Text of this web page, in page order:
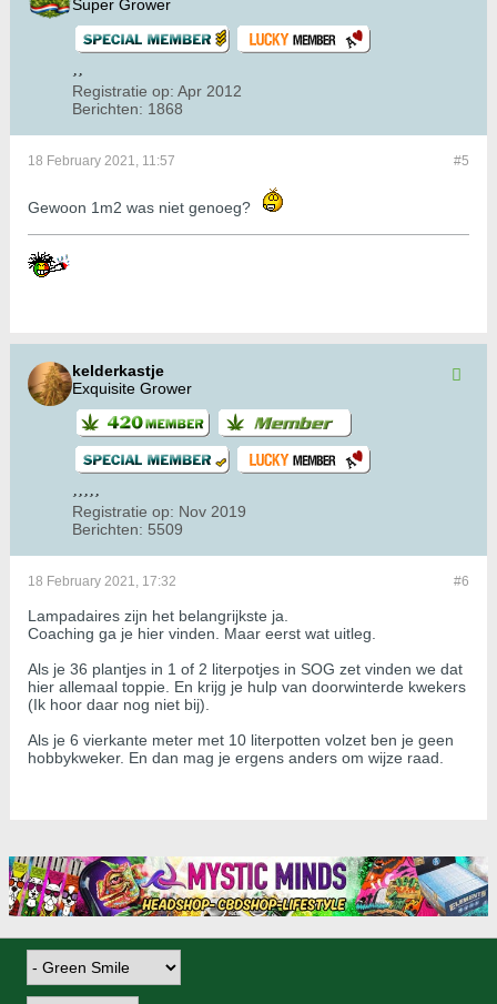
Super Grower
Registratie op: Apr 2012
Berichten: 1868
#5
18 February 2021, 11:57
Gewoon 1m2 was niet genoeg?
kelderkastje
Exquisite Grower
Registratie op: Nov 2019
Berichten: 5509
#6
18 February 2021, 17:32
Lampadaires zijn het belangrijkste ja.
Coaching ga je hier vinden. Maar eerst wat uitleg.
Als je 36 plantjes in 1 of 2 literpotjes in SOG zet vinden we dat
hier allemaal toppie. En krijg je hulp van doorwinterde kwekers
(Ik hoor daar nog niet bij).
Als je 6 vierkante meter met 10 literpotten volzet ben je geen
hobbykweker. En dan mag je ergens anders om wijze raad.